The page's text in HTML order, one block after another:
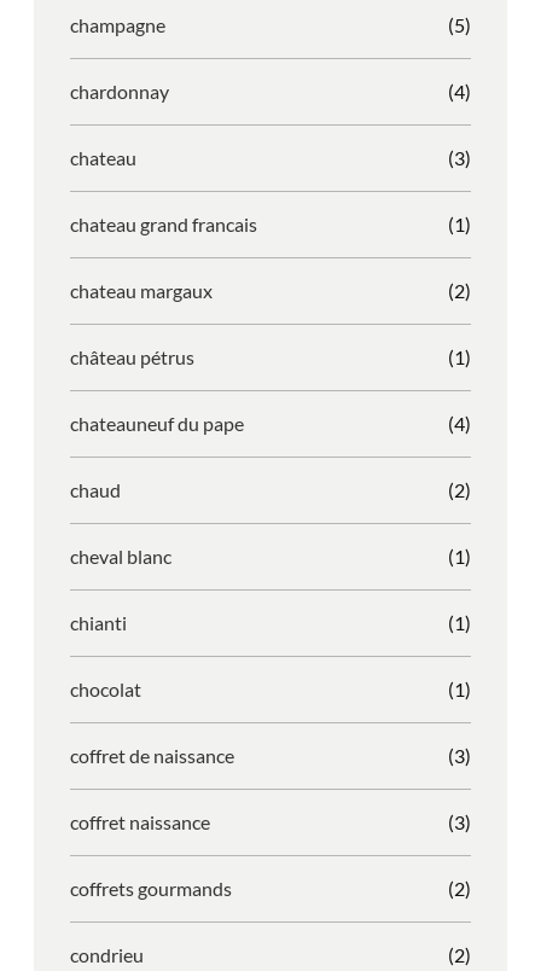
champagne (5)
chardonnay (4)
chateau (3)
chateau grand francais (1)
chateau margaux (2)
château pétrus (1)
chateauneuf du pape (4)
chaud (2)
cheval blanc (1)
chianti (1)
chocolat (1)
coffret de naissance (3)
coffret naissance (3)
coffrets gourmands (2)
condrieu (2)